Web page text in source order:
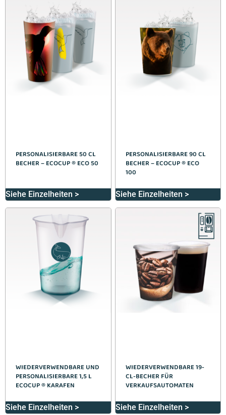
PERSONALISIERBARE 50 CL
BECHER – ECOCUP ® ECO 50
Siehe Einzelheiten >
PERSONALISIERBARE 90 CL
BECHER – ECOCUP ® ECO
100
Siehe Einzelheiten >
WIEDERVERWENDBARE UND
PERSONALISIERBARE 1,5 L
ECOCUP ® KARAFEN
Siehe Einzelheiten >
WIEDERVERWENDBARE 19-
CL-BECHER FÜR
VERKAUFSAUTOMATEN
Siehe Einzelheiten >